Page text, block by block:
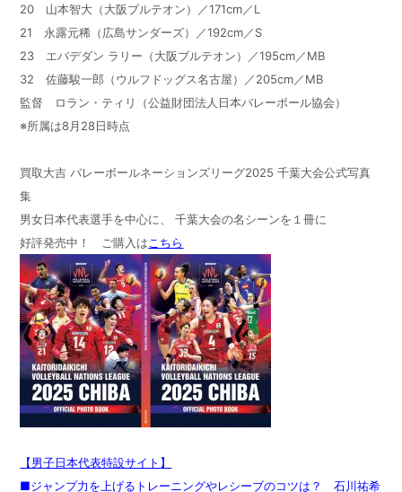
20 山本智大（大阪ブルテオン）／171cm／L
21 永露元稀（広島サンダーズ）／192cm／S
23 エバデダン ラリー（大阪ブルテオン）／195cm／MB
32 佐藤駿一郎（ウルフドッグス名古屋）／205cm／MB
監督 ロラン・ティリ（公益財団法人日本バレーボール協会）
※所属は8月28日時点
買取大吉 バレーボールネーションズリーグ2025 千葉大会公式写真
集
男女日本代表選手を中心に、 千葉大会の名シーンを１冊に
好評発売中！ ご購入は こちら
【男子日本代表特設サイト】
■ジャンプ力を上げるトレーニングやレシーブのコツは？ 石川祐希